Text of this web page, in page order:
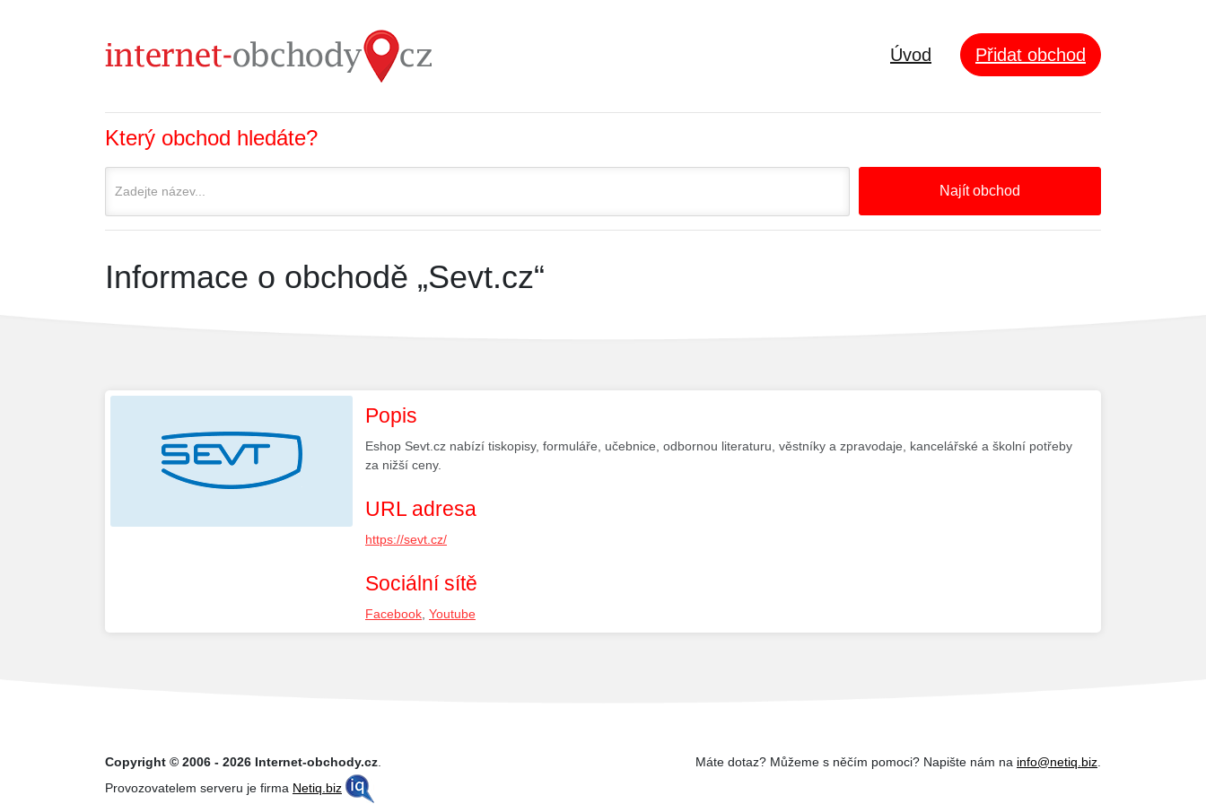
Úvod Přidat obchod
Který obchod hledáte?
Najít obchod
Informace o obchodě „Sevt.cz“
Popis
Eshop Sevt.cz nabízí tiskopisy, formuláře, učebnice, odbornou literaturu, věstníky a zpravodaje, kancelářské a školní potřeby
za nižší ceny.
URL adresa
https://sevt.cz/
Sociální sítě
Facebook, Youtube
Copyright © 2006 - 2026 Internet-obchody.cz.
Provozovatelem serveru je firma Netiq.biz
Máte dotaz? Můžeme s něčím pomoci? Napište nám na info@netiq.biz.